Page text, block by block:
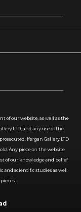
of our website, as well as the
LTD, and any use of the
Ifergan Gallery LTD
Any piece on the website
of our knowledge and belief
and scientific studies as well